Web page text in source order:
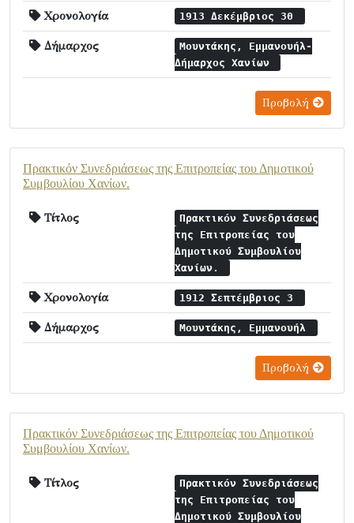
Χρονολογία 1913 Δεκέμβριος 30
Δήμαρχος
Μουντάκης, Εμμανουήλ-
Δήμαρχος Χανίων
Προβολή
Πρακτικόν Συνεδριάσεως της Επιτροπείας του Δημοτικού
Συμβουλίου Χανίων.
Τίτλος
Πρακτικόν Συνεδριάσεως
της Επιτροπείας του
Δημοτικού Συμβουλίου
Χανίων.
Χρονολογία 1912 Σεπτέμβριος 3
Δήμαρχος Μουντάκης, Εμμανουήλ
Προβολή
Πρακτικόν Συνεδριάσεως της Επιτροπείας του Δημοτικού
Συμβουλίου Χανίων.
Τίτλος
Πρακτικόν Συνεδριάσεως
της Επιτροπείας του
Δημοτικού Συμβουλίου